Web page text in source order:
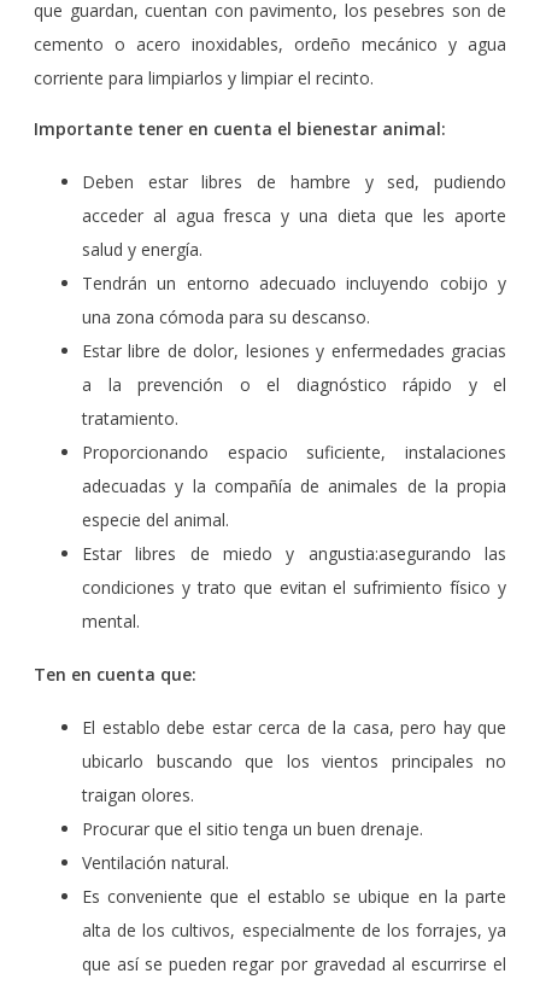
que guardan, cuentan con pavimento, los pesebres son de
cemento o acero inoxidables, ordeño mecánico y agua
corriente para limpiarlos y limpiar el recinto.
Importante tener en cuenta el bienestar animal:
Deben estar libres de hambre y sed, pudiendo
acceder al agua fresca y una dieta que les aporte
salud y energía.
Tendrán un entorno adecuado incluyendo cobijo y
una zona cómoda para su descanso.
Estar libre de dolor, lesiones y enfermedades gracias
a la prevención o el diagnóstico rápido y el
tratamiento.
Proporcionando espacio suficiente, instalaciones
adecuadas y la compañía de animales de la propia
especie del animal.
Estar libres de miedo y angustia:asegurando las
condiciones y trato que evitan el sufrimiento físico y
mental.
Ten en cuenta que:
El establo debe estar cerca de la casa, pero hay que
ubicarlo buscando que los vientos principales no
traigan olores.
Procurar que el sitio tenga un buen drenaje.
Ventilación natural.
Es conveniente que el establo se ubique en la parte
alta de los cultivos, especialmente de los forrajes, ya
que así se pueden regar por gravedad al escurrirse el